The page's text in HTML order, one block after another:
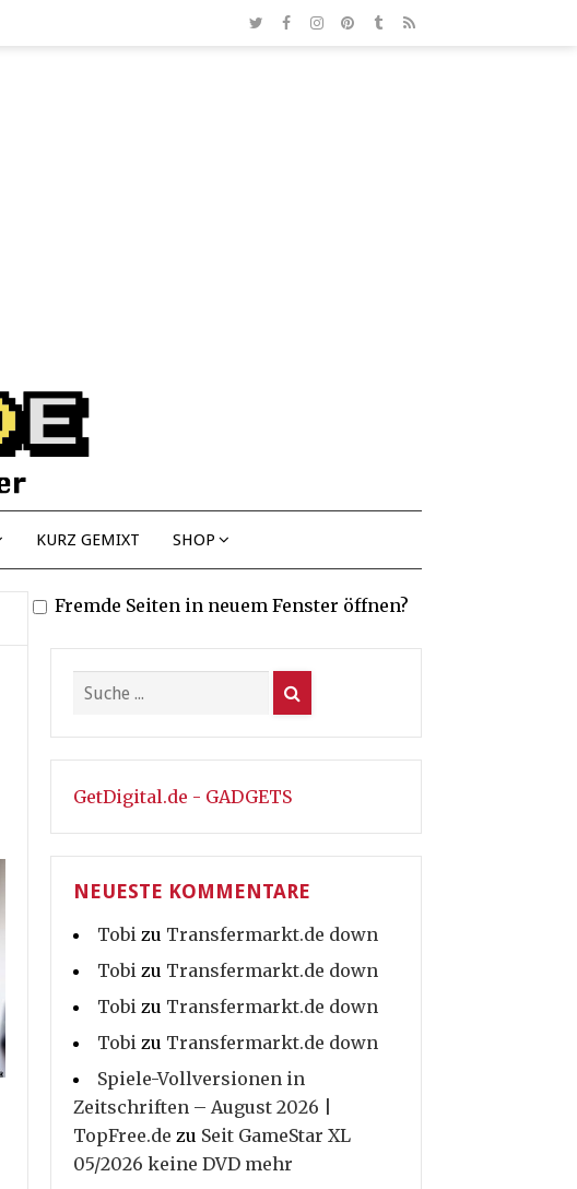
KURZ GEMIXT SHOP
Fremde Seiten in neuem Fenster öffnen?
GetDigital.de - GADGETS
NEUESTE KOMMENTARE
Tobi zu Transfermarkt.de down
Tobi zu Transfermarkt.de down
Tobi zu Transfermarkt.de down
Tobi zu Transfermarkt.de down
Spiele-Vollversionen in
Zeitschriften – August 2026 |
TopFree.de zu Seit GameStar XL
05/2026 keine DVD mehr